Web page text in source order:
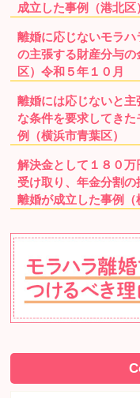
成立した事例（港北区
離婚に応じないモラ
の主張する財産分与
区）令和５年１０月
離婚には応じないと
な条件を要求してき
例（横浜市青葉区）
解決金として１８０
受け取り、年金分割
離婚が成立した事例（